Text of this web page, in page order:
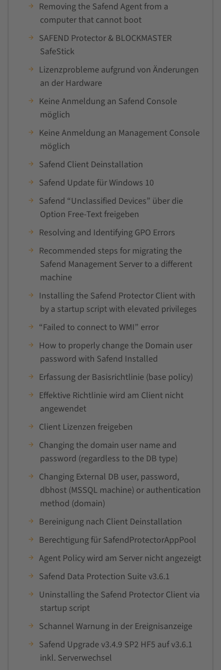
Removing the Safend Agent from a
computer that cannot boot
SAFEND Protector & BLOCKMASTER
SafeStick
Lizenzprobleme aufgrund von Änderungen
an der Hardware
Keine Anmeldung an Safend Console
möglich
Keine Anmeldung an Management Console
möglich
Safend Client Deinstallation
Safend Update für Windows 10
Safend “Unclassified Devices” über die
Option Free-Text freigeben
Resolving and Identifying GPO Errors
Recommended steps for migrating the
Safend Management Server to a different
machine
Installing the Safend Protector Client with
by a startup script with elevated privileges
“Failed to connect to WMI” error
How to properly change the Domain user
password with Safend Installed
Erfassung der Basisrichtlinie (base policy)
Effektive Richtlinie wird am Client nicht
angewendet
Client Lizenzen freigeben
Changing the domain user name and
password (regardless to the DB type)
Changing External DB user, password,
dbhost (MSSQL machine) or authentication
method (domain)
Bereinigung nach Client Deinstallation
Berechtigung für SafendProtectorAppPool
Agent Policy wird am Server nicht angezeigt
Safend Data Protection Suite v3.6.1
Uninstalling the Safend Protector Client via
startup script
Schannel Warnung in der Ereignisanzeige
Safend Upgrade v3.4.9 SP2 HF5 auf v3.6.1
inkl. Serverwechsel